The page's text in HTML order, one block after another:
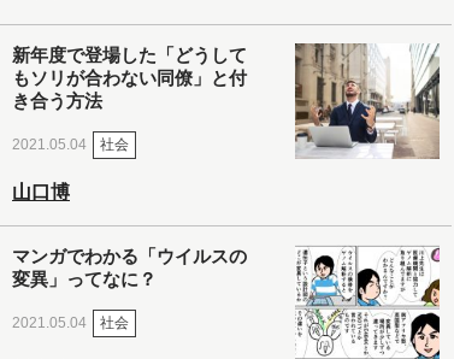
新年度で登場した「どうして
もソリが合わない同僚」と付
き合う方法
2021.05.04 社会
山口博
マンガでわかる「ウイルスの
変異」ってなに？
2021.05.04 社会